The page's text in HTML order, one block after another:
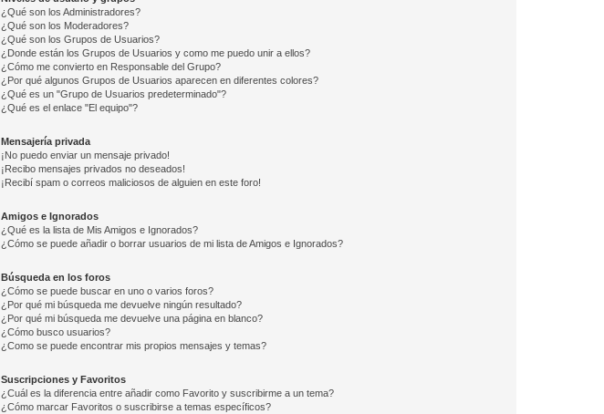
¿Qué son los Administradores?
¿Qué son los Moderadores?
¿Qué son los Grupos de Usuarios?
¿Donde están los Grupos de Usuarios y como me puedo unir a ellos?
¿Cómo me convierto en Responsable del Grupo?
¿Por qué algunos Grupos de Usuarios aparecen en diferentes colores?
¿Qué es un "Grupo de Usuarios predeterminado"?
¿Qué es el enlace "El equipo"?
Mensajería privada
¡No puedo enviar un mensaje privado!
¡Recibo mensajes privados no deseados!
¡Recibí spam o correos maliciosos de alguien en este foro!
Amigos e Ignorados
¿Qué es la lista de Mis Amigos e Ignorados?
¿Cómo se puede añadir o borrar usuarios de mi lista de Amigos e Ignorados?
Búsqueda en los foros
¿Cómo se puede buscar en uno o varios foros?
¿Por qué mi búsqueda me devuelve ningún resultado?
¿Por qué mi búsqueda me devuelve una página en blanco?
¿Cómo busco usuarios?
¿Como se puede encontrar mis propios mensajes y temas?
Suscripciones y Favoritos
¿Cuál es la diferencia entre añadir como Favorito y suscribirme a un tema?
¿Cómo marcar Favoritos o suscribirse a temas específicos?